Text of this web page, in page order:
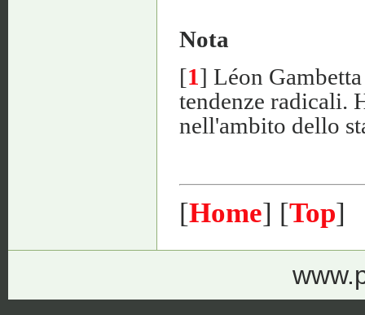
Nota
[1] Léon
tendenze radicali.
nell'ambito dello
[Home] [Top]